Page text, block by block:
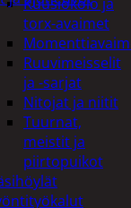
torx-avaimet
Ruuvimeisselit
ja -sarjat
Nitojat ja niitit
Tuurnat,
meistit ja
piirtopuikot